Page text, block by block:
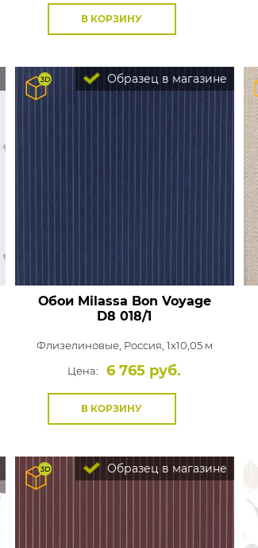
В КОРЗИНУ
Образец в магазине
Обои Milassa Bon Voyage
D8 018/1
Флизелиновые, Россия, 1x10,05 м
Цена:
6 765 руб.
В КОРЗИНУ
Образец в магазине